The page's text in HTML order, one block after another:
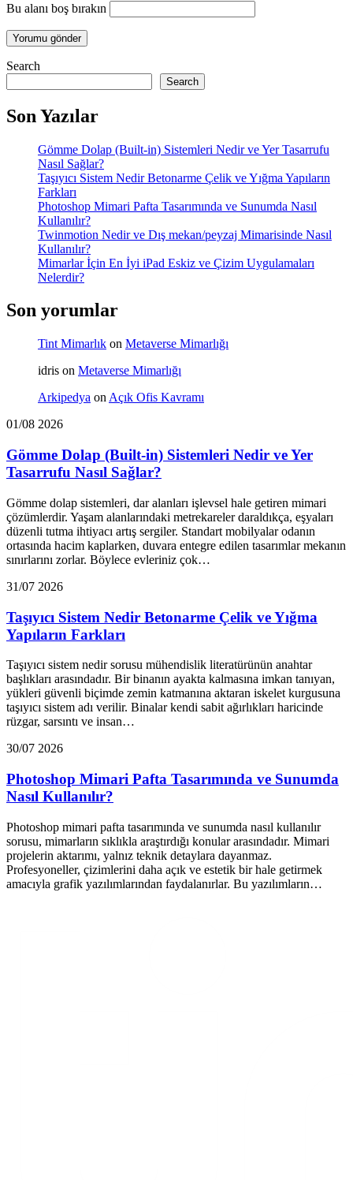
Bu alanı boş bırakın
Search
Search
Son Yazılar
Gömme Dolap (Built-in) Sistemleri Nedir ve Yer Tasarrufu
Nasıl Sağlar?
Taşıyıcı Sistem Nedir Betonarme Çelik ve Yığma Yapıların
Farkları
Photoshop Mimari Pafta Tasarımında ve Sunumda Nasıl
Kullanılır?
Twinmotion Nedir ve Dış mekan/peyzaj Mimarisinde Nasıl
Kullanılır?
Mimarlar İçin En İyi iPad Eskiz ve Çizim Uygulamaları
Nelerdir?
Son yorumlar
Tint Mimarlık on Metaverse Mimarlığı
idris on Metaverse Mimarlığı
Arkipedya on Açık Ofis Kavramı
01/08 2026
Gömme Dolap (Built-in) Sistemleri Nedir ve Yer
Tasarrufu Nasıl Sağlar?
Gömme dolap sistemleri, dar alanları işlevsel hale getiren mimari
çözümlerdir. Yaşam alanlarındaki metrekareler daraldıkça, eşyaları
düzenli tutma ihtiyacı artış sergiler. Standart mobilyalar odanın
ortasında hacim kaplarken, duvara entegre edilen tasarımlar mekanın
sınırlarını zorlar. Böylece evleriniz çok…
31/07 2026
Taşıyıcı Sistem Nedir Betonarme Çelik ve Yığma
Yapıların Farkları
Taşıyıcı sistem nedir sorusu mühendislik literatürünün anahtar
başlıkları arasındadır. Bir binanın ayakta kalmasına imkan tanıyan,
yükleri güvenli biçimde zemin katmanına aktaran iskelet kurgusuna
taşıyıcı sistem adı verilir. Binalar kendi sabit ağırlıkları haricinde
rüzgar, sarsıntı ve insan…
30/07 2026
Photoshop Mimari Pafta Tasarımında ve Sunumda
Nasıl Kullanılır?
Photoshop mimari pafta tasarımında ve sunumda nasıl kullanılır
sorusu, mimarların sıklıkla araştırdığı konular arasındadır. Mimari
projelerin aktarımı, yalnız teknik detaylara dayanmaz.
Profesyoneller, çizimlerini daha açık ve estetik bir hale getirmek
amacıyla grafik yazılımlarından faydalanırlar. Bu yazılımların…